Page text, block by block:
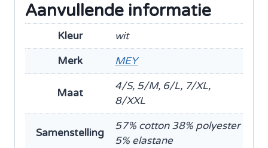
Shirt
Aanvullende informatie
Kleur
wit
Merk
MEY
Maat
4/S, 5/M, 6/L, 7/XL,
8/XXL
Samenstelling
57% cotton 38% polyester
5% elastane